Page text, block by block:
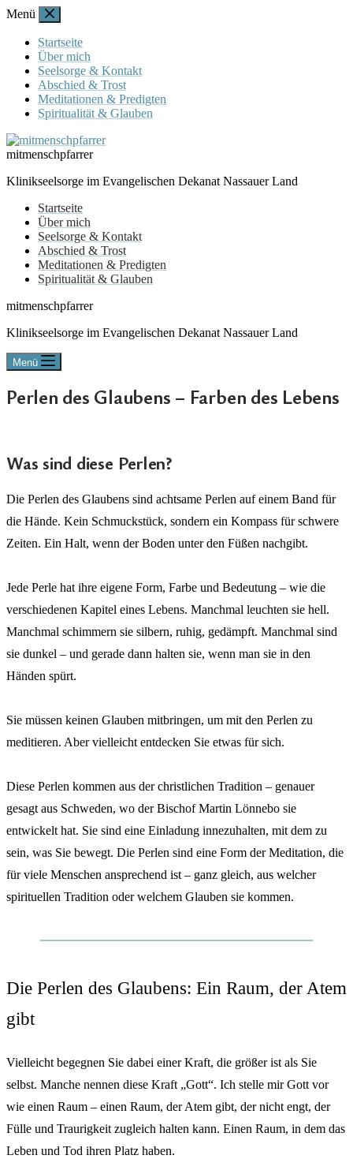
Zum
springen
Menü
Startseite
Über mich
Seelsorge & Kontakt
Abschied & Trost
Meditationen & Predigten
Spiritualität & Glauben
mitmenschpfarrer
Klinikseelsorge im Evangelischen Dekanat Nassauer Land
Startseite
Über mich
Seelsorge & Kontakt
Abschied & Trost
Meditationen & Predigten
Spiritualität & Glauben
mitmenschpfarrer
Klinikseelsorge im Evangelischen Dekanat Nassauer Land
Menü
Perlen des Glaubens – Farben des Lebens
Was sind diese Perlen?
Die Perlen des Glaubens sind achtsame Perlen auf einem Band für
die Hände. Kein Schmuckstück, sondern ein Kompass für schwere
Zeiten. Ein Halt, wenn der Boden unter den Füßen nachgibt.
Jede Perle hat ihre eigene Form, Farbe und Bedeutung – wie die
verschiedenen Kapitel eines Lebens. Manchmal leuchten sie hell.
Manchmal schimmern sie silbern, ruhig, gedämpft. Manchmal sind
sie dunkel – und gerade dann halten sie, wenn man sie in den
Händen spürt.
Sie müssen keinen Glauben mitbringen, um mit den Perlen zu
meditieren. Aber vielleicht entdecken Sie etwas für sich.
Diese Perlen kommen aus der christlichen Tradition – genauer
gesagt aus Schweden, wo der Bischof Martin Lönnebo sie
entwickelt hat. Sie sind eine Einladung innezuhalten, mit dem zu
sein, was Sie bewegt. Die Perlen sind eine Form der Meditation, die
für viele Menschen ansprechend ist – ganz gleich, aus welcher
spirituellen Tradition oder welchem Glauben sie kommen.
Die Perlen des Glaubens: Ein Raum, der Atem
gibt
Vielleicht begegnen Sie dabei einer Kraft, die größer ist als Sie
selbst. Manche nennen diese Kraft „Gott“. Ich stelle mir Gott vor
wie einen Raum – einen Raum, der Atem gibt, der nicht engt, der
Fülle und Traurigkeit zugleich halten kann. Einen Raum, in dem das
Leben und Tod ihren Platz haben.